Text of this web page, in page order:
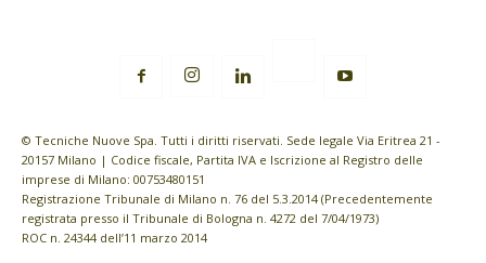
© Tecniche Nuove Spa. Tutti i diritti riservati. Sede legale Via Eritrea 21 -
20157 Milano | Codice fiscale, Partita IVA e Iscrizione al Registro delle
imprese di Milano: 00753480151
Registrazione Tribunale di Milano n. 76 del 5.3.2014 (Precedentemente
registrata presso il Tribunale di Bologna n. 4272 del 7/04/1973)
ROC n. 24344 dell’11 marzo 2014